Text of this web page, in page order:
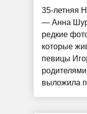
35-летняя
— Анна
редкие
которые
певицы
выложила